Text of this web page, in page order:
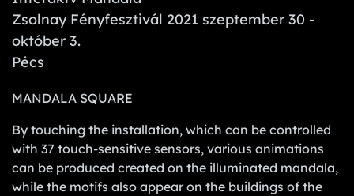
Zsolnay Fényfesztivál 2021 szeptember 30 -
október 3.
Pécs
MANDALA SQUARE
By touching the installation, which can be controlled
with 37 touch-sensitive sensors, various animations
can be produced created on the illuminated mandala,
while the motifs also appear on the buildings of the